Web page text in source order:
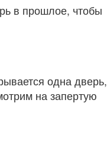
в прошлое, чтобы
одна дверь,
на запертую